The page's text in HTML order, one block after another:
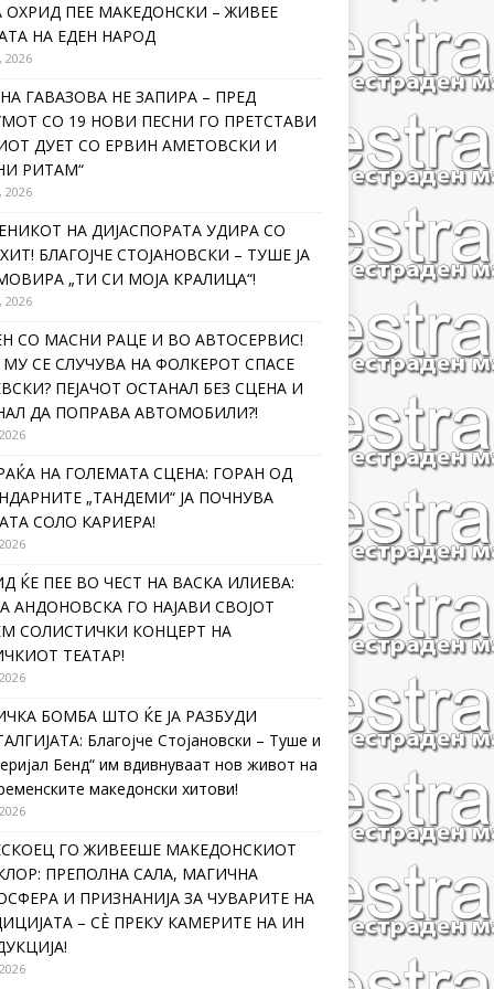
ОХРИД ПЕЕ МАКЕДОНСКИ – ЖИВЕЕ
НА ЕДЕН НАРОД
2026
ГАВАЗОВА НЕ ЗАПИРА – ПРЕД
СО 19 НОВИ ПЕСНИ ГО ПРЕТСТАВИ
ДУЕТ СО ЕРВИН АМЕТОВСКИ И
РИТАМ“
2026
НА ДИЈАСПОРАТА УДИРА СО
БЛАГОЈЧЕ СТОЈАНОВСКИ – ТУШЕ ЈА
„ТИ СИ МОЈА КРАЛИЦА“!
2026
СО МАСНИ РАЦЕ И ВО АВТОСЕРВИС!
СЕ СЛУЧУВА НА ФОЛКЕРОТ СПАСЕ
ПЕЈАЧОТ ОСТАНАЛ БЕЗ СЦЕНА И
ДА ПОПРАВА АВТОМОБИЛИ?!
НА ГОЛЕМАТА СЦЕНА: ГОРАН ОД
„ТАНДЕМИ“ ЈА ПОЧНУВА
СОЛО КАРИЕРА!
ЌЕ ПЕЕ ВО ЧЕСТ НА ВАСКА ИЛИЕВА:
АНДОНОВСКА ГО НАЈАВИ СВОЈОТ
СОЛИСТИЧКИ КОНЦЕРТ НА
ТЕАТАР!
БОМБА ШТО ЌЕ ЈА РАЗБУДИ
Благојче Стојановски – Туше и
Бенд“ им вдивнуваат нов живот на
македонски хитови!
ГО ЖИВЕЕШЕ МАКЕДОНСКИОТ
ПРЕПОЛНА САЛА, МАГИЧНА
И ПРИЗНАНИЈА ЗА ЧУВАРИТЕ НА
– СÈ ПРЕКУ КАМЕРИТЕ НА ИН